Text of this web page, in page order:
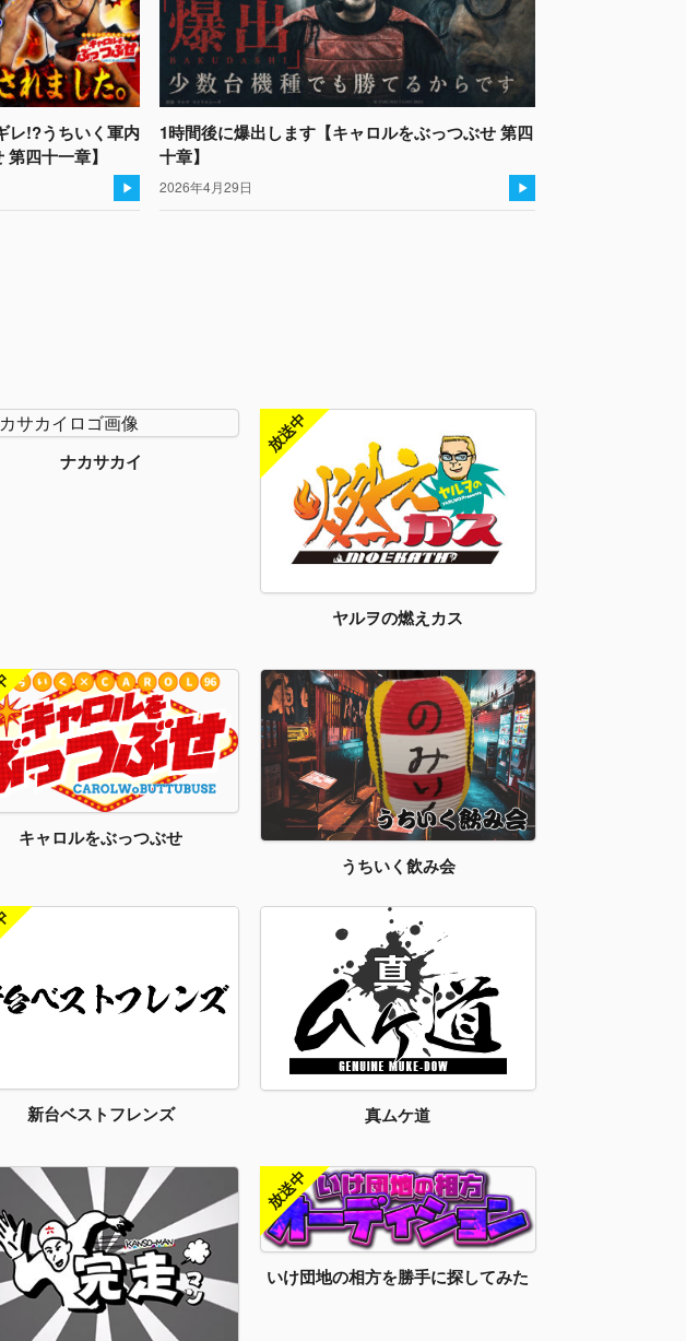
レ!?うちいく軍内
四十一章】
1時間後に爆出します【キャロルをぶっつぶせ 第四
十章】
2026年4月29日
ナカサカイ
ヤルヲの燃えカス
キャロルをぶっつぶせ
うちいく飲み会
新台ベストフレンズ 真ムケ道
いけ団地の相方を勝手に探してみた